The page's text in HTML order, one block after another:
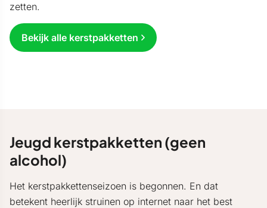
zetten.
Bekijk alle kerstpakketten
Jeugd kerstpakketten (geen
alcohol)
Het kerstpakkettenseizoen is begonnen. En dat
betekent heerlijk struinen op internet naar het best